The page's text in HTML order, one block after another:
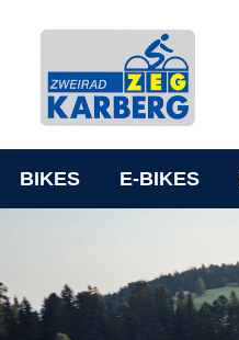
BIKES E-BIKES